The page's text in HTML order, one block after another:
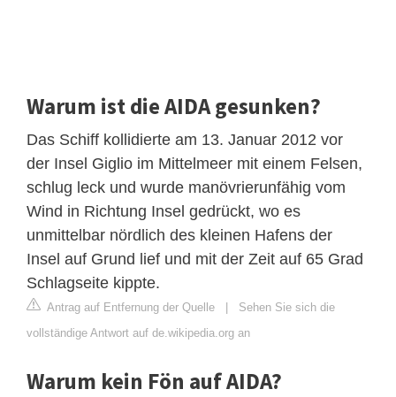
Warum ist die AIDA gesunken?
Das Schiff kollidierte am 13. Januar 2012 vor
der Insel Giglio im Mittelmeer mit einem Felsen,
schlug leck und wurde manövrierunfähig vom
Wind in Richtung Insel gedrückt, wo es
unmittelbar nördlich des kleinen Hafens der
Insel auf Grund lief und mit der Zeit auf 65 Grad
Schlagseite kippte.
Antrag auf Entfernung der Quelle
Sehen Sie sich die
vollständige Antwort auf de.wikipedia.org an
Warum kein Fön auf AIDA?